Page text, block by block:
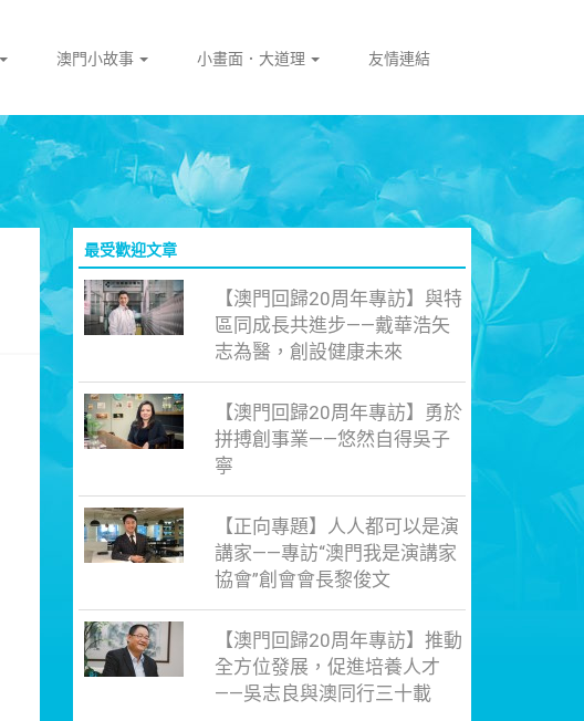
澳門小故事 小畫面．大道理 友情連結
最受歡迎文章
【澳門回歸20周年專訪】與特
區同成長共進步——戴華浩矢
志為醫，創設健康未來
【澳門回歸20周年專訪】勇於
拼搏創事業——悠然自得吳子
寧
【正向專題】人人都可以是演
講家——專訪“澳門我是演講家
協會”創會會長黎俊文
【澳門回歸20周年專訪】推動
全方位發展，促進培養人才
——吳志良與澳同行三十載